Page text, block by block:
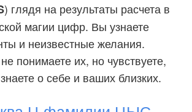
) глядя на результаты расчета в
магии цифр. Вы узнаете
и неизвестные желания.
понимаете их, но чувствуете,
о себе и ваших близких.